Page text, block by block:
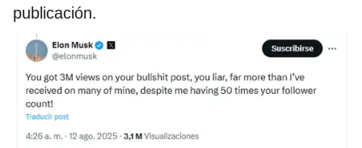
publicación.